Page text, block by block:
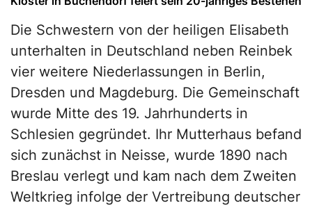
Die Schwestern von der heiligen Elisabeth
unterhalten in Deutschland neben Reinbek
vier weitere Niederlassungen in Berlin,
Dresden und Magdeburg. Die Gemeinschaft
wurde Mitte des 19. Jahrhunderts in
Schlesien gegründet. Ihr Mutterhaus befand
sich zunächst in Neisse, wurde 1890 nach
Breslau verlegt und kam nach dem Zweiten
Weltkrieg infolge der Vertreibung deutscher